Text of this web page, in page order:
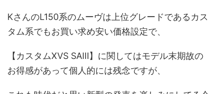
KさんのL150系のムーヴは上位グレードであるカス
タム系でもお買い求め安い価格設定で、
【カスタムXVS SAⅢ】に関してはモデル末期故の
お得感があって個人的には残念ですが、